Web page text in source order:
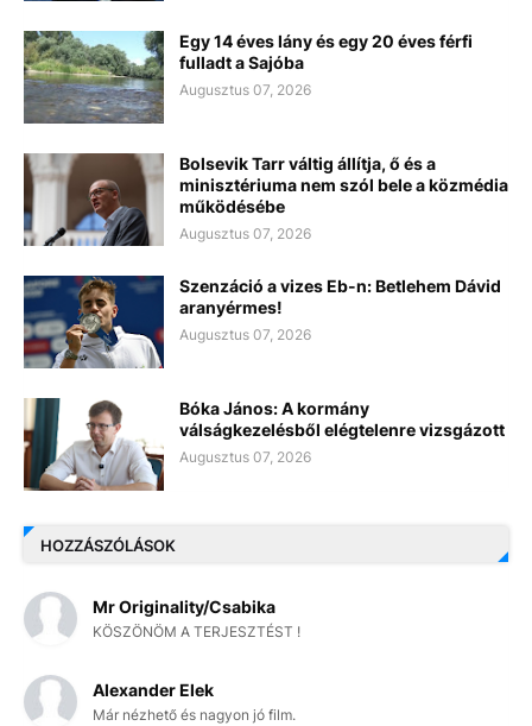
Egy 14 éves lány és egy 20 éves férfi
fulladt a Sajóba
Augusztus 07, 2026
Bolsevik Tarr váltig állítja, ő és a
minisztériuma nem szól bele a közmédia
működésébe
Augusztus 07, 2026
Szenzáció a vizes Eb-n: Betlehem Dávid
aranyérmes!
Augusztus 07, 2026
Bóka János: A kormány
válságkezelésből elégtelenre vizsgázott
Augusztus 07, 2026
HOZZÁSZÓLÁSOK
Mr Originality/Csabika
KÖSZÖNÖM A TERJESZTÉST !
Alexander Elek
Már nézhető és nagyon jó film.